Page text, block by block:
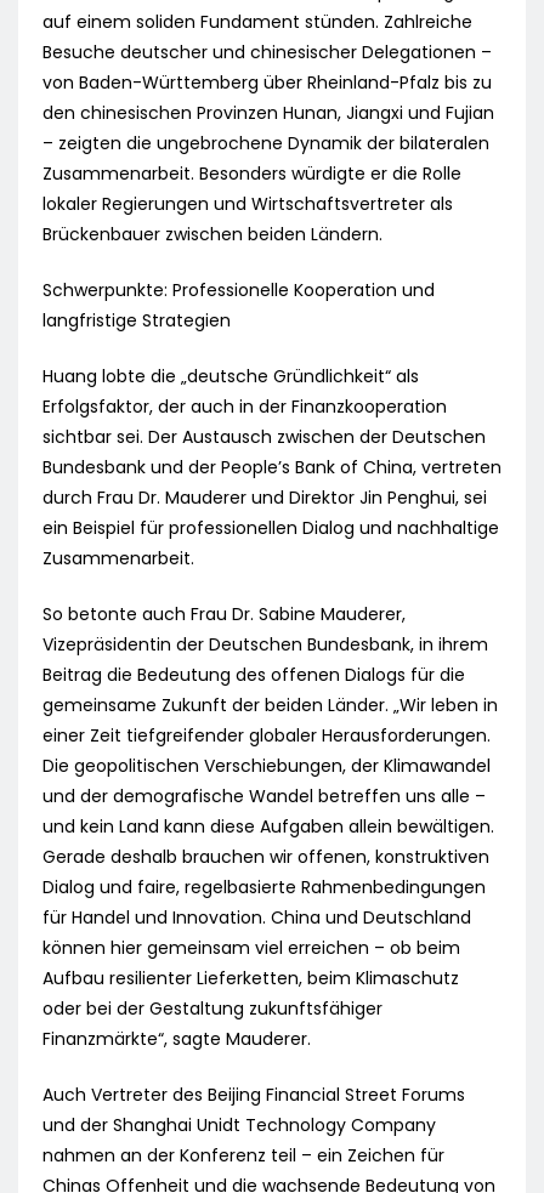
auf einem soliden Fundament stünden. Zahlreiche
Besuche deutscher und chinesischer Delegationen –
von Baden-Württemberg über Rheinland-Pfalz bis zu
den chinesischen Provinzen Hunan, Jiangxi und Fujian
– zeigten die ungebrochene Dynamik der bilateralen
Zusammenarbeit. Besonders würdigte er die Rolle
lokaler Regierungen und Wirtschaftsvertreter als
Brückenbauer zwischen beiden Ländern.
Schwerpunkte: Professionelle Kooperation und
langfristige Strategien
Huang lobte die „deutsche Gründlichkeit“ als
Erfolgsfaktor, der auch in der Finanzkooperation
sichtbar sei. Der Austausch zwischen der Deutschen
Bundesbank und der People’s Bank of China, vertreten
durch Frau Dr. Mauderer und Direktor Jin Penghui, sei
ein Beispiel für professionellen Dialog und nachhaltige
Zusammenarbeit.
So betonte auch Frau Dr. Sabine Mauderer,
Vizepräsidentin der Deutschen Bundesbank, in ihrem
Beitrag die Bedeutung des offenen Dialogs für die
gemeinsame Zukunft der beiden Länder. „Wir leben in
einer Zeit tiefgreifender globaler Herausforderungen.
Die geopolitischen Verschiebungen, der Klimawandel
und der demografische Wandel betreffen uns alle –
und kein Land kann diese Aufgaben allein bewältigen.
Gerade deshalb brauchen wir offenen, konstruktiven
Dialog und faire, regelbasierte Rahmenbedingungen
für Handel und Innovation. China und Deutschland
können hier gemeinsam viel erreichen – ob beim
Aufbau resilienter Lieferketten, beim Klimaschutz
oder bei der Gestaltung zukunftsfähiger
Finanzmärkte“, sagte Mauderer.
Auch Vertreter des Beijing Financial Street Forums
und der Shanghai Unidt Technology Company
nahmen an der Konferenz teil – ein Zeichen für
Chinas Offenheit und die wachsende Bedeutung von